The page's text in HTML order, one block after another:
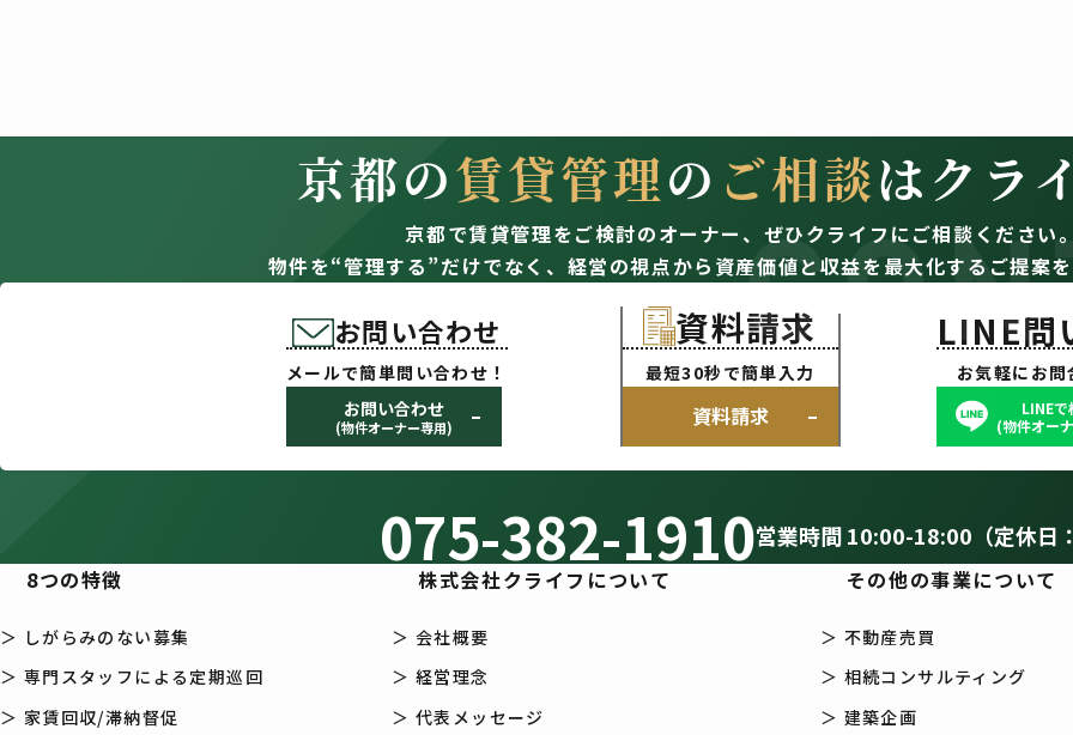
京都の賃貸管理の ご相談はクラ
京都で賃貸管理をご検討のオーナー、 ぜひクライフにご相談ください
物件を“管理する”だけでなく、経営の視点から資産価値と収益を最大化するご提案
お問い合わせ
メールで簡単問い合わせ！
お問い合わせ
(物件オーナー専用)
資料請求
最短30秒で簡単入力
資料請求
LINE問
お気軽にお
LINEで
(物件オー
075-382-1910営業時間 10:00-18:00（定休日
8つの特徴
＞ しがらみのない募集
＞ 専門スタッフによる定期巡回
＞ 家賃回収/滞納督促
株式会社クライフについて
＞ 会社概要
＞ 経営理念
＞ 代表メッセージ
その他の事業について
＞ 不動産売買
＞ 相続コンサルティング
＞ 建築企画